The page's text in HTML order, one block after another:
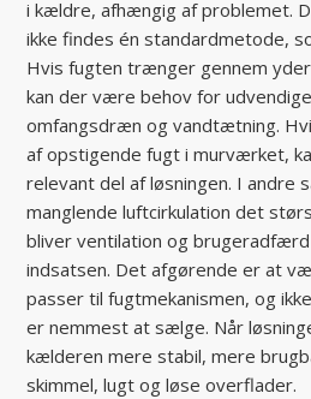
i kældre, afhængig af problemet.
ikke findes én standardmetode,
Hvis fugten trænger gennem
kan der være behov for
omfangsdræn og vandtætning.
af opstigende fugt i murværket,
relevant del af løsningen. I andre
manglende luftcirkulation det
bliver ventilation og
indsatsen. Det afgørende er at
passer til fugtmekanismen, og
er nemmest at sælge. Når
kælderen mere stabil, mere
skimmel, lugt og løse overflader.